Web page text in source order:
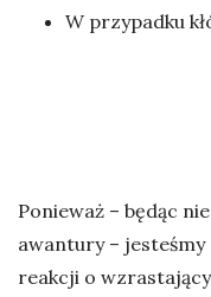
W przypadku
Ponieważ – będąc
awantury –
reakcji o